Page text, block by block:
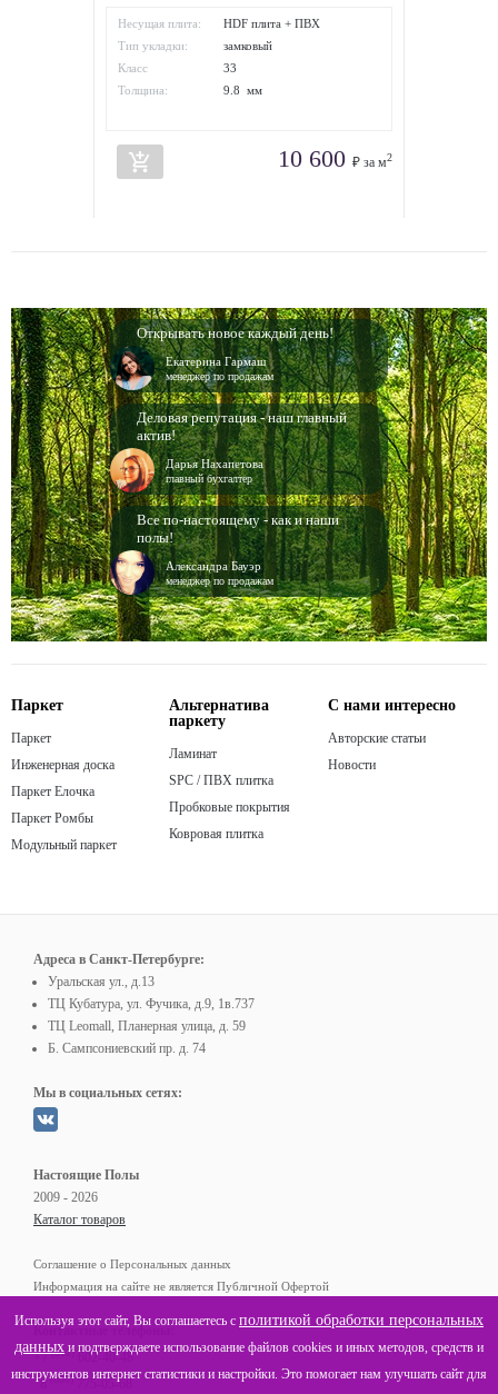
Несущая плита:
HDF плита + ПВХ
Тип укладки:
замковый
Класс
износостойкости:
33
Толщина:
9.8 мм
add_shopping_cart 10 600 ₽ за м2
Открывать новое каждый день!
Екатерина Гармаш
менеджер по продажам
Деловая репутация - наш главный
актив!
Дарья Нахапетова
главный бухгалтер
Все по-настоящему - как и наши
полы!
Александра Бауэр
менеджер по продажам
Паркет
Паркет
Инженерная доска
Паркет Елочка
Паркет Ромбы
Модульный паркет
Альтернатива
паркету
Ламинат
SPC / ПВХ плитка
Пробковые покрытия
Ковровая плитка
С нами интересно
Авторские статьи
Новости
Адреса в Санкт-Петербурге:
Уральская ул., д.13
ТЦ Кубатура, ул. Фучика, д.9, 1в.737
ТЦ Leomall, Планерная улица, д. 59
Б. Сампсониевский пр. д. 74
Мы в социальных сетях:
Настоящие Полы
2009 - 2026
Каталог товаров
Соглашение о Персональных данных
Информация на сайте не является Публичной Офертой
Контактные телефоны:
+7(812)
602-40-48
8 (800) 775-05-68
Используя этот сайт, Вы соглашаетесь с политикой обработки персональных
данных и подтверждаете использование файлов cookies и иных методов, средств и
инструментов интернет статистики и настройки. Это помогает нам улучшать сайт для